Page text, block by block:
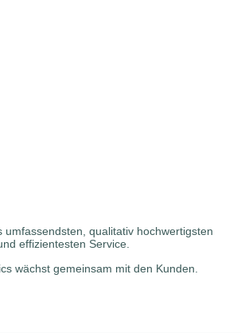
umfassendsten, qualitativ hochwertigsten
effizientesten Service.
wächst gemeinsam mit den Kunden.